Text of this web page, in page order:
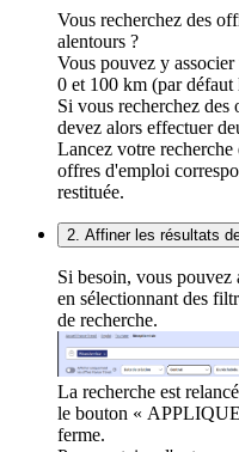
Vous recherchez des
alentours ?
Vous pouvez y
0 et 100 km (par défaut
Si vous recherchez des
devez alors effectuer
Lancez votre
offres d'emploi
restituée.
2. Affiner les résultats
Si besoin, vous pouvez
en sélectionnant des
de recherche.
La recherche est
le bouton «
ferme.